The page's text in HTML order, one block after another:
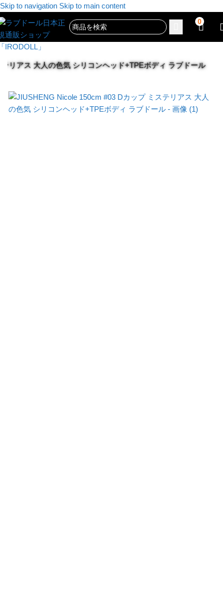
Skip to navigation Skip to main content
0
リアス 大人の色気 シリコンヘッド+TPEボディ ラブドール